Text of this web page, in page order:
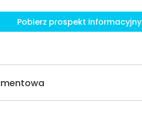
Pobierz prospekt informacyjny